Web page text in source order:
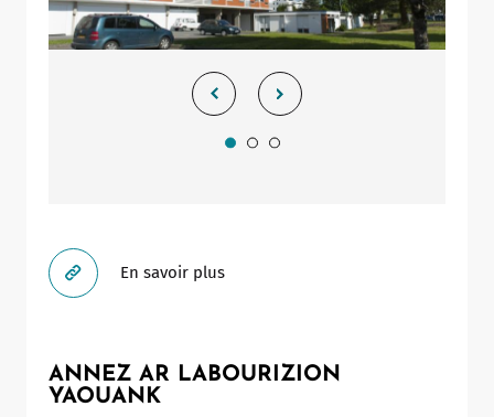
En savoir plus
ANNEZ AR LABOURIZION
YAOUANK